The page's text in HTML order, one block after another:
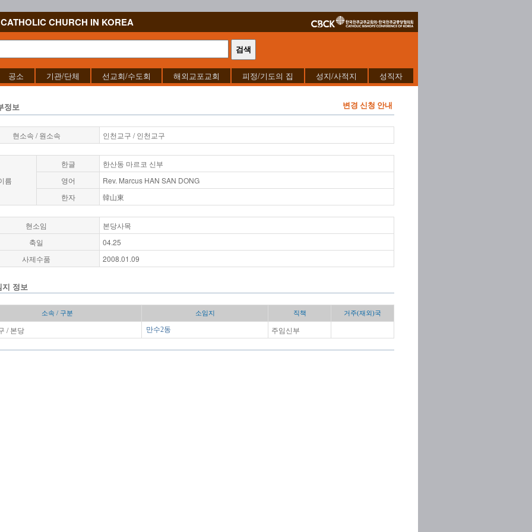
CHURCH IN KOREA
공소 기관/단체 선교회/수도회 해외교포교회 피정/기도의 집 성지/사적지 성직자
정보 변경 신청 안내
현소속 / 원소속 인천교구 / 인천교구
름
한글
한산동 마르코 신부
영어
Rev. Marcus HAN SAN DONG
한자
韓山東
현소임
본당사목
축일
04.25
사제수품
2008.01.09
지 정보
소속 / 구분 소임지 직책 거주(재외)국
/ 본당 만수2동 주임신부